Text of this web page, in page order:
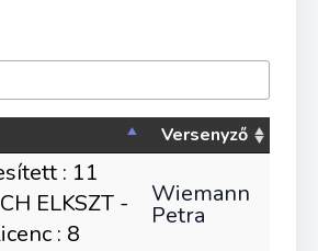
Versenyző
: 11
ELKSZT -
: 8
Wiemann
Petra